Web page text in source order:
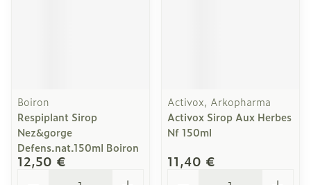
Boiron
Respiplant Sirop
Nez&gorge
Defens.nat.150ml Boiron
12,50 €
Activox, Arkopharma
Activox Sirop Aux Herbes
Nf 150ml
11,40 €